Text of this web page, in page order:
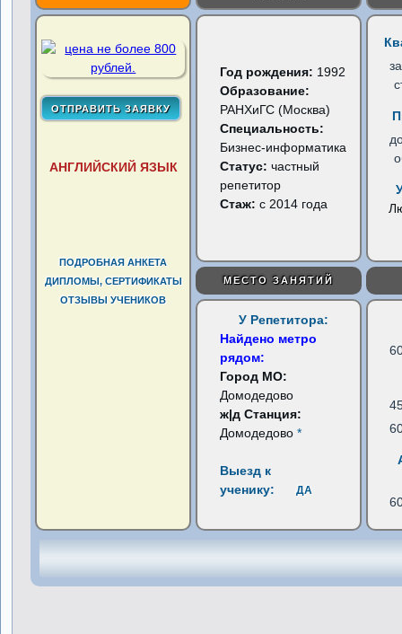
АНГЛИЙСКИЙ ЯЗЫК
ПОДРОБНАЯ АНКЕТА
ДИПЛОМЫ, СЕРТИФИКАТЫ
ОТЗЫВЫ УЧЕНИКОВ
Год рождения: 1992
Образование:
РАНХиГС (Москва)
Специальность:
Бизнес-информатика
Статус:частный
репетитор
Стаж: с 2014 года
МЕСТО ЗАНЯТИЙ
У Репетитора:
Найдено метро
рядом:
Город МО:
Домодедово
ж|д Станция:
Домодедово*
Выезд к
ученику:
ДА